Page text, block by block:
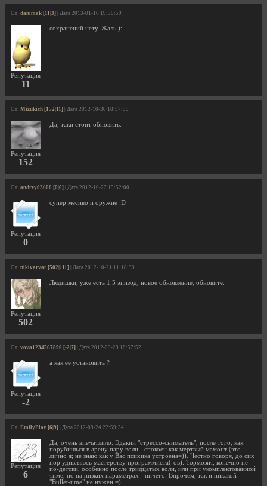
От: danimak [11|3] | Дата 2013-01-16 19:30:59
Репутация
11
сохранений нету. Жаль ):
От: Mizukich [152|11] | Дата 2012-10-30 18:57:59
Репутация
152
Да, таки стоит обновить.
От: andrey03600 [0|0] | Дата 2012-10-27 15:52:00
Репутация
0
супер месиво и оружие :D
От: nikivarvar [502|111] | Дата 2012-10-21 11:18:39
Репутация
502
Людишки, уже есть 1.5 эпизод, новое обновление, обновите.
От: vova1234567890 [-2|7] | Дата 2012-09-29 18:57:52
Репутация
-2
а как её установить ?
От: EmilyPlay [6|9] | Дата 2012-09-24 22:59:34
Репутация
6
Да, очень впечатлило. Эдакий "стрессо-сниматель", после того, как
порубишься в арену пару волн - спокоен как мертвый мамонт (это
лично я; не знаю как у Вас психика устроена=)). Честно говоря, до сих
пор удивляюсь мастерству программиста(-ов). Тормозит, конечно не
по-детски, особенно после тридцатых волн, или при укомплектованной
тиме, но на низких параметрах - ничего. Впрочем, так и никакой
"Bullet-time" не нужен =)...